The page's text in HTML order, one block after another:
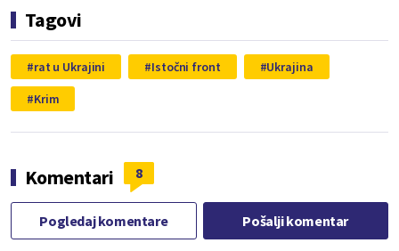
Tagovi
rat u Ukrajini Istočni front
Ukrajina
Krim
Komentari 8
Pogledaj komentare Pošalji komentar